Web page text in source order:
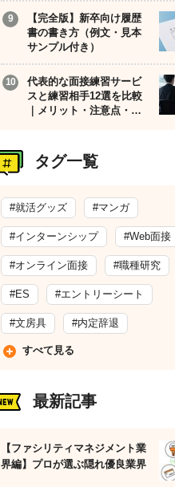
【完全版】新卒向け履歴
書の書き方（例文・見本
サンプル付き）
代表的な面接練習サービ
スと練習相手12選を比較
｜メリット・注意点・…
タグ一覧
#就活グッズ #マンガ
#インターンシップ #Web面接
#オンライン面接 #職種研究
#ES #エントリーシート
#文房具 #内定辞退
すべて見る
最新記事
【ファシリティマネジメント業
界編】プロが選ぶ隠れ優良業界